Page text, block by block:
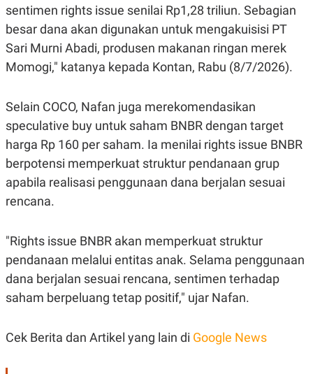
sentimen rights issue senilai Rp1,28 triliun. Sebagian
besar dana akan digunakan untuk mengakuisisi PT
Sari Murni Abadi, produsen makanan ringan merek
Momogi," katanya kepada Kontan, Rabu (8/7/2026).
Selain COCO, Nafan juga merekomendasikan
speculative buy untuk saham BNBR dengan target
harga Rp 160 per saham. Ia menilai rights issue BNBR
berpotensi memperkuat struktur pendanaan grup
apabila realisasi penggunaan dana berjalan sesuai
rencana.
"Rights issue BNBR akan memperkuat struktur
pendanaan melalui entitas anak. Selama penggunaan
dana berjalan sesuai rencana, sentimen terhadap
saham berpeluang tetap positif," ujar Nafan.
Cek Berita dan Artikel yang lain di Google News